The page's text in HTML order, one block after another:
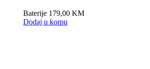
Baterije 179,00 KM
Dodaj u korpu